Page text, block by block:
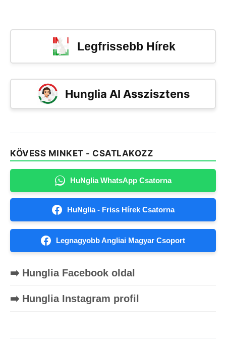
Legfrissebb Hírek
Hunglia AI Asszisztens
KÖVESS MINKET - CSATLAKOZZ
HuNglia WhatsApp Csatorna
HuNglia - Friss Hírek Csatorna
Legnagyobb Angliai Magyar Csoport
➡️ Hunglia Facebook oldal
➡️ Hunglia Instagram profil